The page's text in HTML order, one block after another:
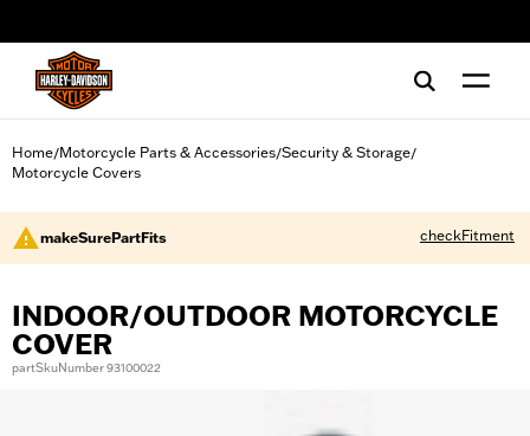
Home/Motorcycle Parts & Accessories/Security & Storage/
Motorcycle Covers
makeSurePartFits checkFitment
INDOOR/OUTDOOR MOTORCYCLE
COVER
partSkuNumber 93100022